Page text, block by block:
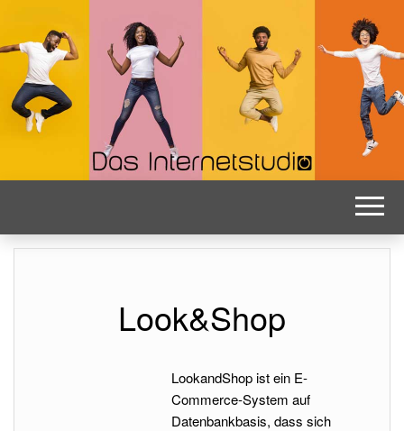
DAS
SEO
LÜBECK
Die Agentur für das Internet und
digitale Medien Hamburg Kiel
Schleswig-Holstein Bordesholm.
Look&Shop
LookandShop ist ein E-
Commerce-System auf
Datenbankbasis, dass sich